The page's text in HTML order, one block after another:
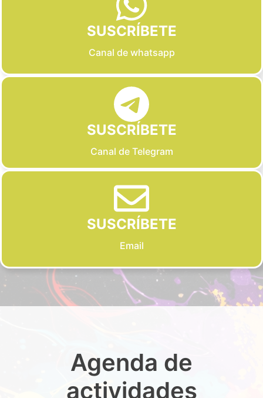
SUSCRÍBETE
Canal de whatsapp
SUSCRÍBETE
Canal de Telegram
SUSCRÍBETE
Email
Agenda de
actividades